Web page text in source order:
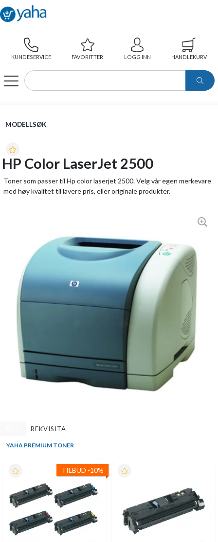
KUNDESERVICE FAVORITTER LOGG INN HANDLEKURV
WEBSHOP
MODELLSØK
HP Color LaserJet 2500
Toner som passer til Hp color laserjet 2500. Velg vår egen merkevare
med høy kvalitet til lavere pris, eller originale produkter.
REKVISITA
YAHA PREMIUM TONER
TILBUD -10%